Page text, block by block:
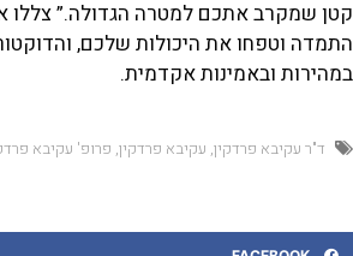
שמקרב אתכם למטרה הגדולה.” צללו
וטפחו את היכולות שלכם,
ובאמינות אקדמית.
ד"ר עקיבא פרדקין,עקיבא פרדקין,פרופ' עקיבא